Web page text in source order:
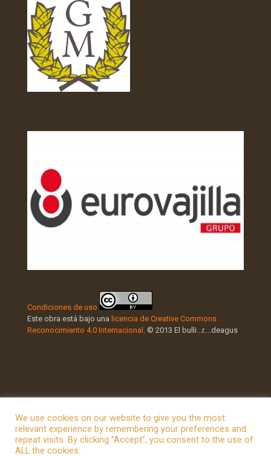
Condiciones de uso
Este obra está bajo una licencia de Creative Commons
Reconocimiento 4.0 Internacional
. © 2013 El bulli...r....deagus
© 2026 Betheme by Muffin group
We use cookies on our website to give you the most
relevant experience by remembering your preferences and
repeat visits. By clicking “Accept”, you consent to the use of
ALL the cookies.